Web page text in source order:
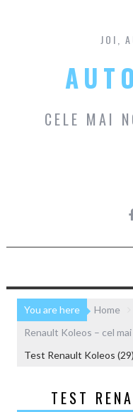
JOI,
CELE MAI
You are here Home
Renault Koleos – cel
Test Renault Koleos (29)
TEST